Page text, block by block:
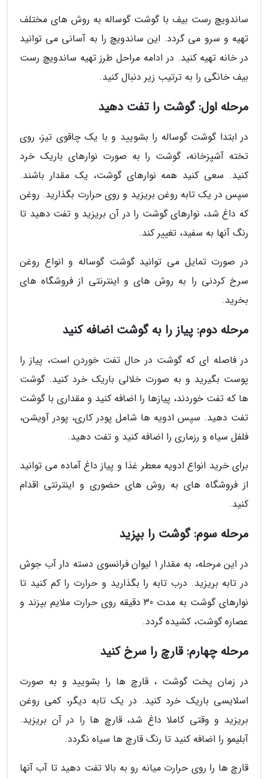
ساندویچ رست بیف با گوشت گوساله به روش های مختلف
تهیه و سرو می گردد. این ساندویچ را به آسانی می توانید
در خانه تهیه کنید. در ادامه مراحل طرز تهیه ساندویچ رست
بیف خانگی را به ترتیب زیر دنبال کنید.
مرحله اول: گوشت را تفت دهید
در ابتدا گوشت گوساله را بشویید و با یک چاقوی تیز، روی
تخته آشپزخانه، گوشت را به صورت نوارهای باریک خرد
کنید. سعی کنید همه نوارهای گوشت، یک مقدار باشند.
سپس در یک تابه روغن بریزید و روی حرارت بگذارید. روغن
که داغ شد، نوارهای گوشت را در آن بریزید و تفت دهید تا
رنگ آنها به سفید، تغییر کند.
در صورت تمایل می توانید گوشت گوساله و انواع روغن
سرخ کردنی را به روش های و اینترنتی از فروشگاه های
بخرید.
مرحله دوم: پیاز را به گوشت اضافه کنید
در فاصله ای که گوشت در حال تفت خوردن است، پیاز را
پوست بگیرید و به صورت خلالی باریک خرد کنید. گوشت
ها که تفت خوردند، پیازها را اضافه کنید و مقداری با گوشت
تفت دهید. سپس ادویه ها شامل پودر کاری، پودر آویشن،
فلفل سیاه و رزماری را اضافه کنید و تفت دهید.
برای خرید انواع ادویه معطر غذا و پیاز داغ آماده می توانید
از فروشگاه های به روش های حضوری و اینترنتی اقدام
کنید.
مرحله سوم: گوشت را بپزید
در این مرحله، به مقدار 1 لیوان فرانسوی دسته دار آب جوش
در تابه بریزید. درب تابه را بگذارید و حرارت را کم کنید تا
نوارهای گوشت به مدت 30 دقیقه روی حرارت ملایم بپزند و
عصاره گوشت، کشیده گردد.
مرحله چهارم: قارچ را سرخ کنید
در زمان پخت گوشت ، قارچ ها را بشویید و به صورت
اسلایسی باریک خرد کنید. در یک تابه دیگر، کمی روغن
بریزید و وقتی کاملا داغ شد، قارچ ها را در آن بریزید.
آبلیمو را اضافه کنید تا رنگ قارچ ها سیاه نگردد.
قارچ ها را روی حرارت میانه رو به بالا تفت دهید تا آب آنها